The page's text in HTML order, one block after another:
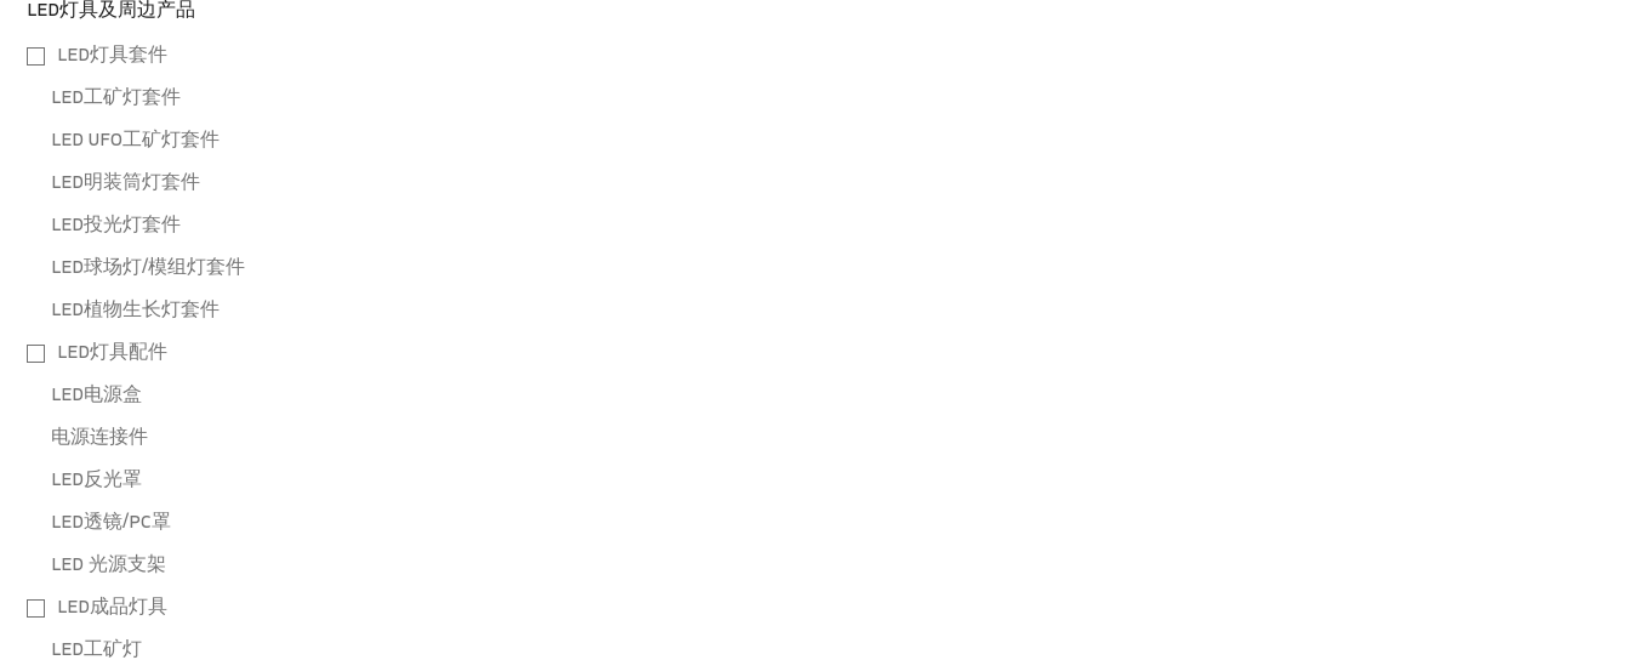
LED灯具及周边产品
LED灯具套件
LED工矿灯套件
LED UFO工矿灯套件
LED明装筒灯套件
LED投光灯套件
LED球场灯/模组灯套件
LED植物生长灯套件
LED灯具配件
LED电源盒
电源连接件
LED反光罩
LED透镜/PC罩
LED 光源支架
LED成品灯具
LED工矿灯